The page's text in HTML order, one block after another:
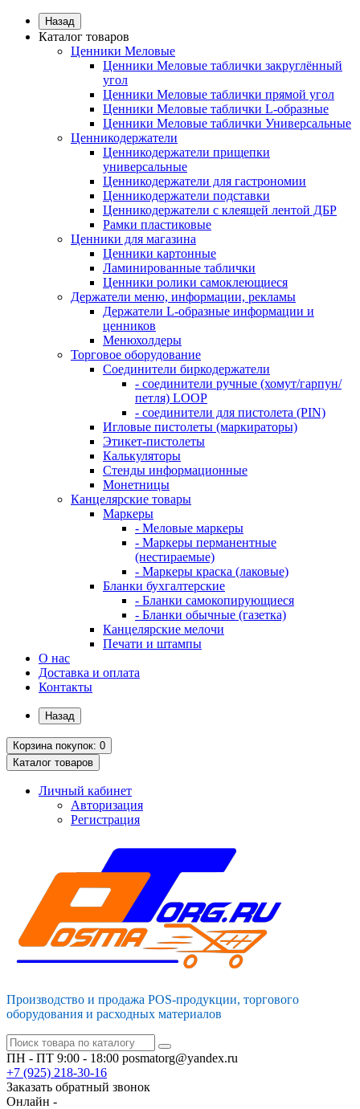
Назад
Каталог товаров
Ценники Меловые
Ценники Меловые таблички закруглённый
угол
Ценники Меловые таблички прямой угол
Ценники Меловые таблички L-образные
Ценники Меловые таблички Универсальные
Ценникодержатели
Ценникодержатели прищепки
универсальные
Ценникодержатели для гастрономии
Ценникодержатели подставки
Ценникодержатели с клеящей лентой ДБР
Рамки пластиковые
Ценники для магазина
Ценники картонные
Ламинированные таблички
Ценники ролики самоклеющиеся
Держатели меню, информации, рекламы
Держатели L-образные информации и
ценников
Менюхолдеры
Торговое оборудование
Соединители биркодержатели
- соединители ручные (хомут/гарпун/
петля) LOOP
- соединители для пистолета (PIN)
Игловые пистолеты (маркираторы)
Этикет-пистолеты
Калькуляторы
Стенды информационные
Монетницы
Канцелярские товары
Маркеры
- Меловые маркеры
- Маркеры перманентные
(нестираемые)
- Маркеры краска (лаковые)
Бланки бухгалтерские
- Бланки самокопирующиеся
- Бланки обычные (газетка)
Канцелярские мелочи
Печати и штампы
О нас
Доставка и оплата
Контакты
Назад
Корзинапокупок: 0
Каталог товаров
Личный кабинет
Авторизация
Регистрация
Производство и продажа POS-продукции, торгового
оборудования и расходных материалов
ПН - ПТ 9:00 - 18:00 posmatorg@yandex.ru
+7 (925) 218-30-16
Заказать обратный звонок
Онлайн -